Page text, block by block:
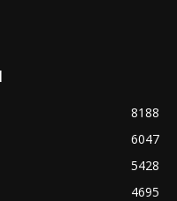
8188
6047
5428
4695